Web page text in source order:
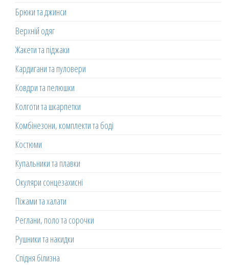
Брюки та джинси
Верхній одяг
Жакети та піджаки
Кардигани та пуловери
Ковдри та пелюшки
Колготи та шкарпетки
Комбінезони, комплекти та боді
Костюми
Купальники та плавки
Окуляри сонцезахисні
Піжами та халати
Реглани, поло та сорочки
Рушники та накидки
Спідня білизна